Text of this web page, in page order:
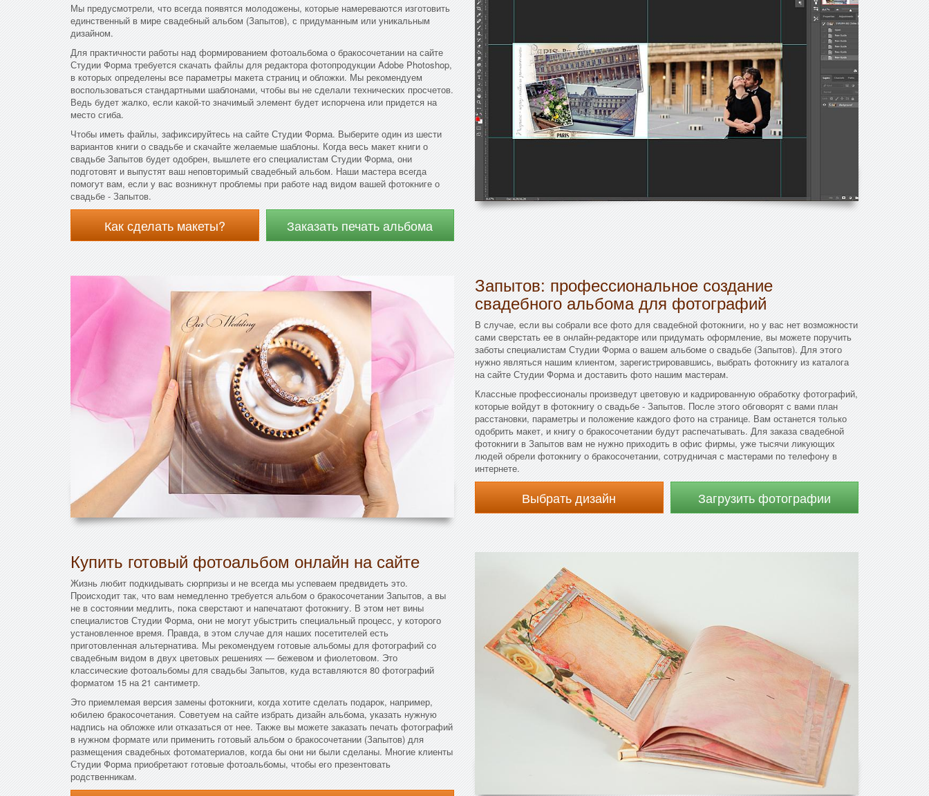
Мы предусмотрели, что всегда появятся молодожены, которые намереваются изготовить
единственный в мире свадебный альбом (Запытов), с придуманным или уникальным
дизайном.
Для практичности работы над формированием фотоальбома о бракосочетании на сайте
Студии Форма требуется скачать файлы для редактора фотопродукции Adobe Photoshop,
в которых определены все параметры макета страниц и обложки. Мы рекомендуем
воспользоваться стандартными шаблонами, чтобы вы не сделали технических просчетов.
Ведь будет жалко, если какой-то значимый элемент будет испорчена или придется на
место сгиба.
Чтобы иметь файлы, зафиксируйтесь на сайте Студии Форма. Выберите один из шести
вариантов книги о свадьбе и скачайте желаемые шаблоны. Когда весь макет книги о
свадьбе Запытов будет одобрен, вышлете его специалистам Студии Форма, они
подготовят и выпустят ваш неповторимый свадебный альбом. Наши мастера всегда
помогут вам, если у вас возникнут проблемы при работе над видом вашей фотокниге о
свадьбе - Запытов.
Как сделать макеты? Заказать печать альбома
Запытов: профессиональное создание
свадебного альбома для фотографий
В случае, если вы собрали все фото для свадебной фотокниги, но у вас нет возможности
сами сверстать ее в онлайн-редакторе или придумать оформление, вы можете поручить
заботы специалистам Студии Форма о вашем альбоме о свадьбе (Запытов). Для этого
нужно являться нашим клиентом, зарегистрировавшись, выбрать фотокнигу из каталога
на сайте Студии Форма и доставить фото нашим мастерам.
Классные профессионалы произведут цветовую и кадрированную обработку фотографий,
которые войдут в фотокнигу о свадьбе - Запытов. После этого обговорят с вами план
расстановки, параметры и положение каждого фото на странице. Вам останется только
одобрить макет, и книгу о бракосочетании будут распечатывать. Для заказа свадебной
фотокниги в Запытов вам не нужно приходить в офис фирмы, уже тысячи ликующих
людей обрели фотокнигу о бракосочетании, сотрудничая с мастерами по телефону в
интернете.
Выбрать дизайн Загрузить фотографии
Купить готовый фотоальбом онлайн на сайте
Жизнь любит подкидывать сюрпризы и не всегда мы успеваем предвидеть это.
Происходит так, что вам немедленно требуется альбом о бракосочетании Запытов, а вы
не в состоянии медлить, пока сверстают и напечатают фотокнигу. В этом нет вины
специалистов Студии Форма, они не могут убыстрить специальный процесс, у которого
установленное время. Правда, в этом случае для наших посетителей есть
приготовленная альтернатива. Мы рекомендуем готовые альбомы для фотографий со
свадебным видом в двух цветовых решениях — бежевом и фиолетовом. Это
классические фотоальбомы для свадьбы Запытов, куда вставляются 80 фотографий
форматом 15 на 21 сантиметр.
Это приемлемая версия замены фотокниги, когда хотите сделать подарок, например,
юбилею бракосочетания. Советуем на сайте избрать дизайн альбома, указать нужную
надпись на обложке или отказаться от нее. Также вы можете заказать печать фотографий
в нужном формате или применить готовый альбом о бракосочетании (Запытов) для
размещения свадебных фотоматериалов, когда бы они ни были сделаны. Многие клиенты
Студии Форма приобретают готовые фотоальбомы, чтобы его презентовать
родственникам.